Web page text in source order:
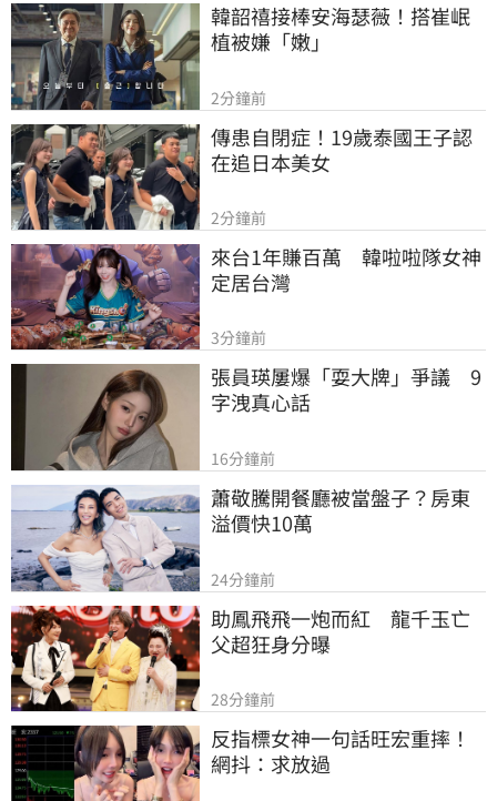
韓韶禧接棒安海瑟薇！搭崔岷
植被嫌「嫩」
2分鐘前
傳患自閉症！19歲泰國王子認
在追日本美女
2分鐘前
來台1年賺百萬　韓啦啦隊女神
定居台灣
3分鐘前
張員瑛屢爆「耍大牌」爭議　9
字洩真心話
16分鐘前
蕭敬騰開餐廳被當盤子？房東
溢價快10萬
24分鐘前
助鳳飛飛一炮而紅　龍千玉亡
父超狂身分曝
28分鐘前
反指標女神一句話旺宏重摔！
網抖：求放過